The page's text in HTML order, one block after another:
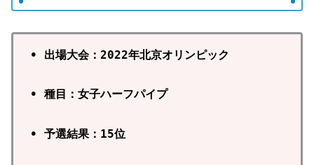
• 出場大会：2022年北京オリンピック
• 種目：女子ハーフパイプ
• 予選結果：15位